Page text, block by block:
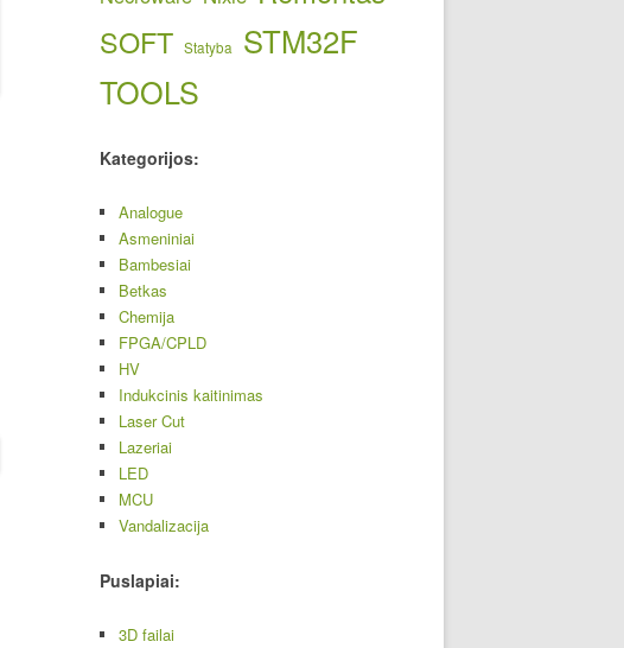
SOFT Statyba
STM32F
TOOLS
Kategorijos:
Analogue
Asmeniniai
Bambesiai
Betkas
Chemija
FPGA/CPLD
HV
Indukcinis kaitinimas
Laser Cut
Lazeriai
LED
MCU
Vandalizacija
Puslapiai:
3D failai